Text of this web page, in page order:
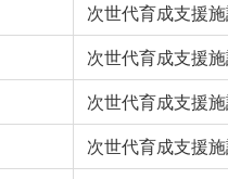
次世代育成支援
次世代育成支援
次世代育成支援
次世代育成支援